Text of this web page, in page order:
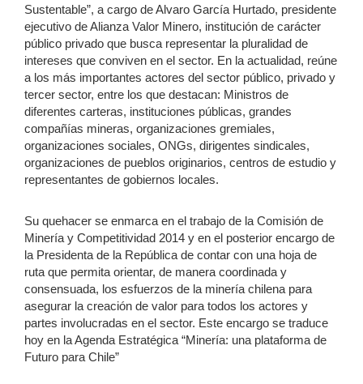
Alumni
English
Sustentable”, a cargo de Alvaro García Hurtado, presidente
ejecutivo de Alianza Valor Minero, institución de carácter
público privado que busca representar la pluralidad de
intereses que conviven en el sector. En la actualidad, reúne
a los más importantes actores del sector público, privado y
tercer sector, entre los que destacan: Ministros de
diferentes carteras, instituciones públicas, grandes
compañías mineras, organizaciones gremiales,
organizaciones sociales, ONGs, dirigentes sindicales,
organizaciones de pueblos originarios, centros de estudio y
representantes de gobiernos locales.
Su quehacer se enmarca en el trabajo de la Comisión de
Minería y Competitividad 2014 y en el posterior encargo de
la Presidenta de la República de contar con una hoja de
ruta que permita orientar, de manera coordinada y
consensuada, los esfuerzos de la minería chilena para
asegurar la creación de valor para todos los actores y
partes involucradas en el sector. Este encargo se traduce
hoy en la Agenda Estratégica “Minería: una plataforma de
Futuro para Chile”